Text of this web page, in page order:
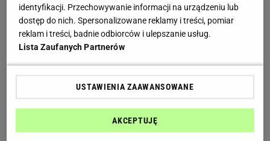
identyfikacji. Przechowywanie informacji na urządzeniu lub
dostęp do nich. Spersonalizowane reklamy i treści, pomiar
reklam i treści, badnie odbiorców i ulepszanie usług.
Lista Zaufanych Partnerów
USTAWIENIA ZAAWANSOWANE
AKCEPTUJĘ